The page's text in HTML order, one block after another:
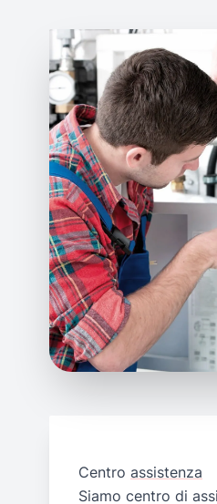
Centro assistenza
Siamo centro di